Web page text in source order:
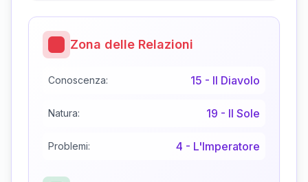
Zona delle Relazioni
Conoscenza: 15 - Il Diavolo
Natura: 19 - Il Sole
Problemi: 4 - L'Imperatore